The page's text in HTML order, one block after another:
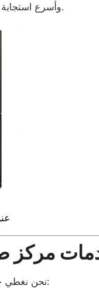
وأسرع استجابة مع ضمان شامل وقطع غيار أصلية.
مركز
نحن نغطي جميع أجهزة كلفينيتور بما يشمل: